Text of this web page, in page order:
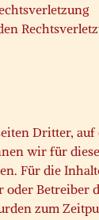
Dritter, auf
wir für diese
Für die
oder Betreiber
zum